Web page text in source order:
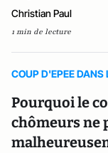
Christian Paul
1 min de lecture
COUP D'EPEE DANS
Pourquoi le
chômeurs ne